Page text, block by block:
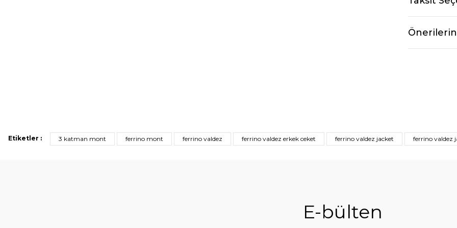
Etiketler : 3 katman mont ferrino mont ferrino valdez ferrino valdez erkek ceket ferrino valdez jacket ferrino valdez
E-bülten